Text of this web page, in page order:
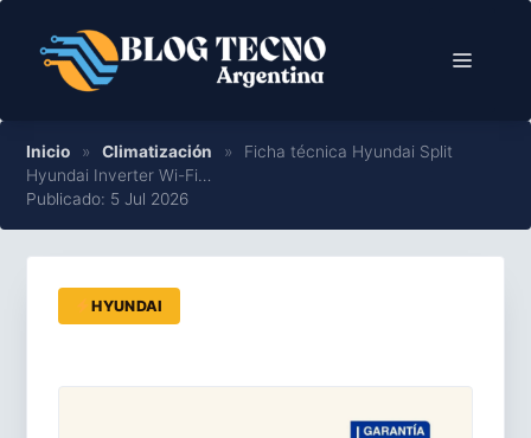
contenido
Menú
Inicio » Climatización »
Ficha técnica Hyundai Split
Hyundai Inverter Wi-Fi…
Publicado: 5 Jul 2026
HYUNDAI